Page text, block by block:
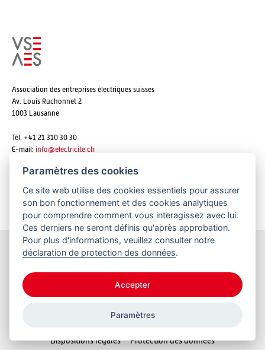
Association des entreprises électriques suisses
Av. Louis Ruchonnet 2
1003 Lausanne
Tél. +41 21 310 30 30
E-mail: info@electricite.ch
S'abonner aux newsletters
Restez informés
Dispositions légales
Protection des données
Paramètres des cookies
Ce site web utilise des cookies essentiels pour assurer
son bon fonctionnement et des cookies analytiques
pour comprendre comment vous interagissez avec lui.
Ces derniers ne seront définis qu'après approbation.
Pour plus d'informations, veuillez consulter notre
déclaration de protection des données.
Accepter
Paramètres